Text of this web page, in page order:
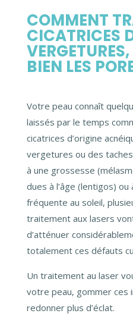
COMMENT
CICATRICES
BIEN LES
Votre peau connaît
laissés par le temps
cicatrices d’origine
vergetures ou des
à une grossesse
dues à l’âge (lentigos)
fréquente au soleil,
traitement aux lasers
d’atténuer
totalement ces défauts
Un traitement au laser
votre peau, gommer ces
redonner plus d’éclat.